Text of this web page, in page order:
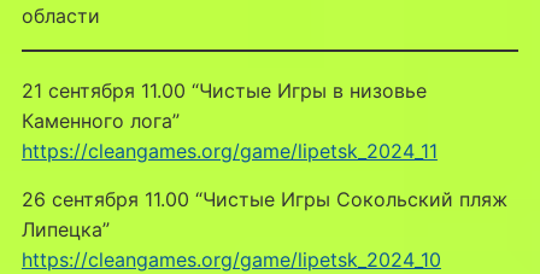
области
21 сентября 11.00 “Чистые Игры в низовье
Каменного лога”
https://cleangames.org/game/lipetsk_2024_11
26 сентября 11.00 “Чистые Игры Сокольский пляж
Липецка”
https://cleangames.org/game/lipetsk_2024_10